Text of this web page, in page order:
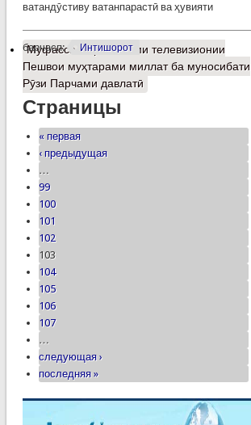
ватандӯстиву ватанпарастӣ ва ҳувияти
барчасп: Интишорот
Муфассалтаро Паёми телевизионии
Пешвои муҳтарами миллат ба муносибати
Рӯзи Парчами давлатӣ
Страницы
« первая
‹ предыдущая
…
99
100
101
102
103
104
105
106
107
…
следующая ›
последняя »